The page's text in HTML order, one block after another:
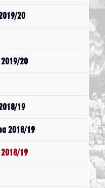
20
20
19
2018/19
19